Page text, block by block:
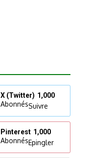
X (Twitter) 1,000
AbonnésSuivre
Pinterest 1,000
AbonnésEpingler